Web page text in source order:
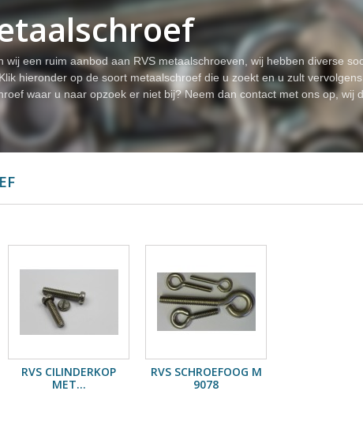
wij een ruim aanbod aan RVS metaalschroeven, wij hebben diverse
hieronder op de soort metaalschroef die u zoekt en u zult
waar u naar opzoek er niet bij? Neem dan contact met ons op, wij
RVS CILINDERKOP
MET...
RVS SCHROEFOOG M
9078